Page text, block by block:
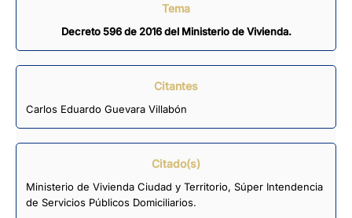
Tema
Decreto 596 de 2016 del Ministerio de Vivienda.
Citantes
Carlos Eduardo Guevara Villabón
Citado(s)
Ministerio de Vivienda Ciudad y Territorio, Súper Intendencia
de Servicios Públicos Domiciliarios.